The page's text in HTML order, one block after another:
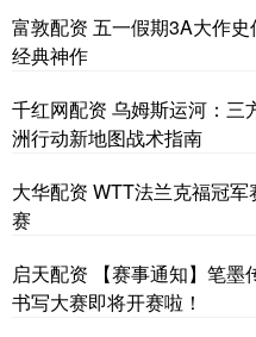
富敦配资 五一假期3A大作
经典神作
千红网配资 乌姆斯运河：
洲行动新地图战术指南
大华配资 WTT法兰克福冠
赛
启天配资 【赛事通知】笔
书写大赛即将开赛啦！